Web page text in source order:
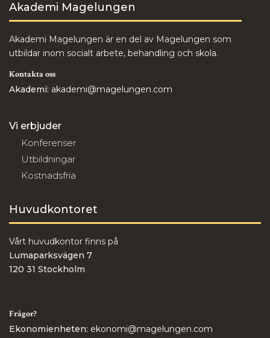
Akademi Magelungen
Akademi Magelungen är en del av Magelungen som
utbildar inom socialt arbete, behandling och skola.
Kontakta oss
Akademi: akademi@magelungen.com
Vi erbjuder
Konferenser
Utbildningar
Kostnadsfria
Huvudkontoret
Vårt huvudkontor finns på
Lumaparksvägen 7
120 31 Stockholm
Frågor?
Ekonomienheten: ekonomi@magelungen.com